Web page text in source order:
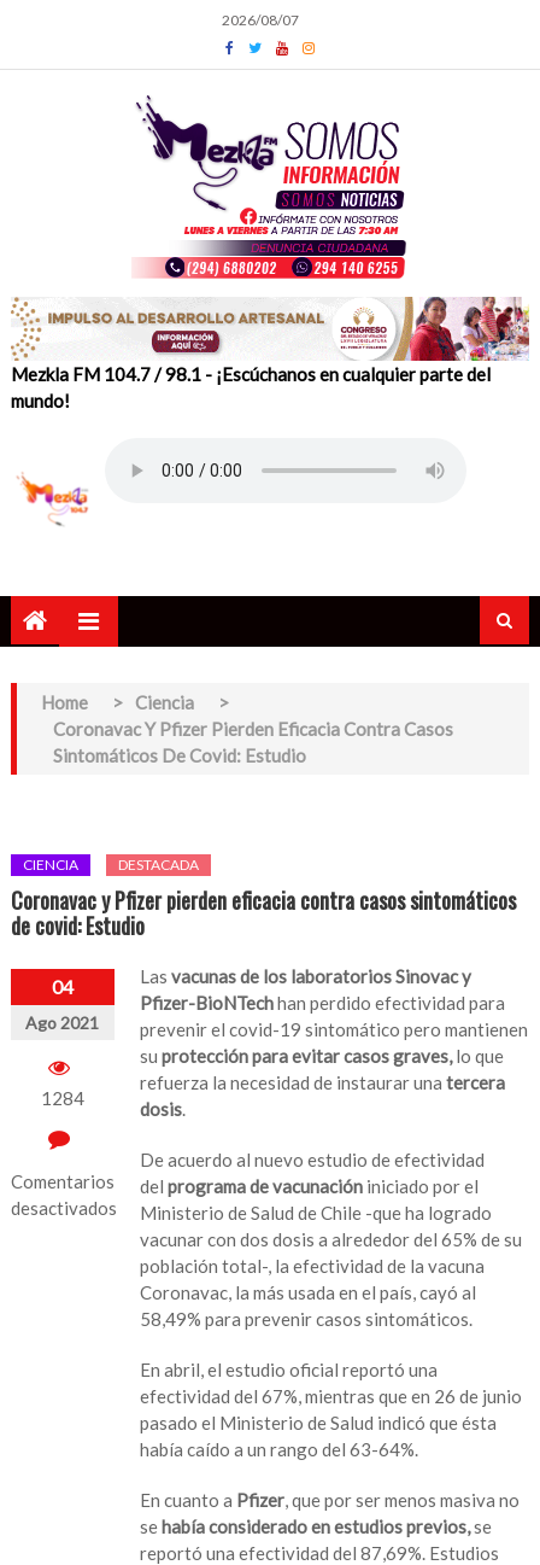
content
2026/08/07
Mezkla FM 104.7 / 98.1 - ¡Escúchanos en cualquier parte del
mundo!
Home > Ciencia
>
Coronavac Y Pfizer Pierden Eficacia Contra Casos
Sintomáticos De Covid: Estudio
CIENCIA DESTACADA
Coronavac y Pfizer pierden eficacia contra casos sintomáticos
de covid: Estudio
04
Ago 2021
1284
Comentarios
desactivados
Lasvacunas de los laboratorios Sinovac y
Pfizer-BioNTechhan perdido efectividad para
prevenir el covid-19 sintomático pero mantienen
suprotección para evitar casos graves, lo que
refuerza la necesidad de instaurar unatercera
dosis
De acuerdo al nuevo estudio de efectividad
delprograma de vacunación iniciado por el
Ministerio de Salud de Chile -que ha logrado
vacunar con dos dosis a alrededor del 65% de su
población total-, la efectividad de la vacuna
Coronavac, la más usada en el país, cayó al
58,49% para prevenir casos sintomáticos.
En abril, el estudio oficial reportó una
efectividad del 67%, mientras que en 26 de junio
pasado el Ministerio de Salud indicó que ésta
había caído a un rango del 63-64%.
En cuanto a Pfizer , que por ser menos masiva no
sehabía considerado en estudios previos,se
reportó una efectividad del 87,69%. Estudios